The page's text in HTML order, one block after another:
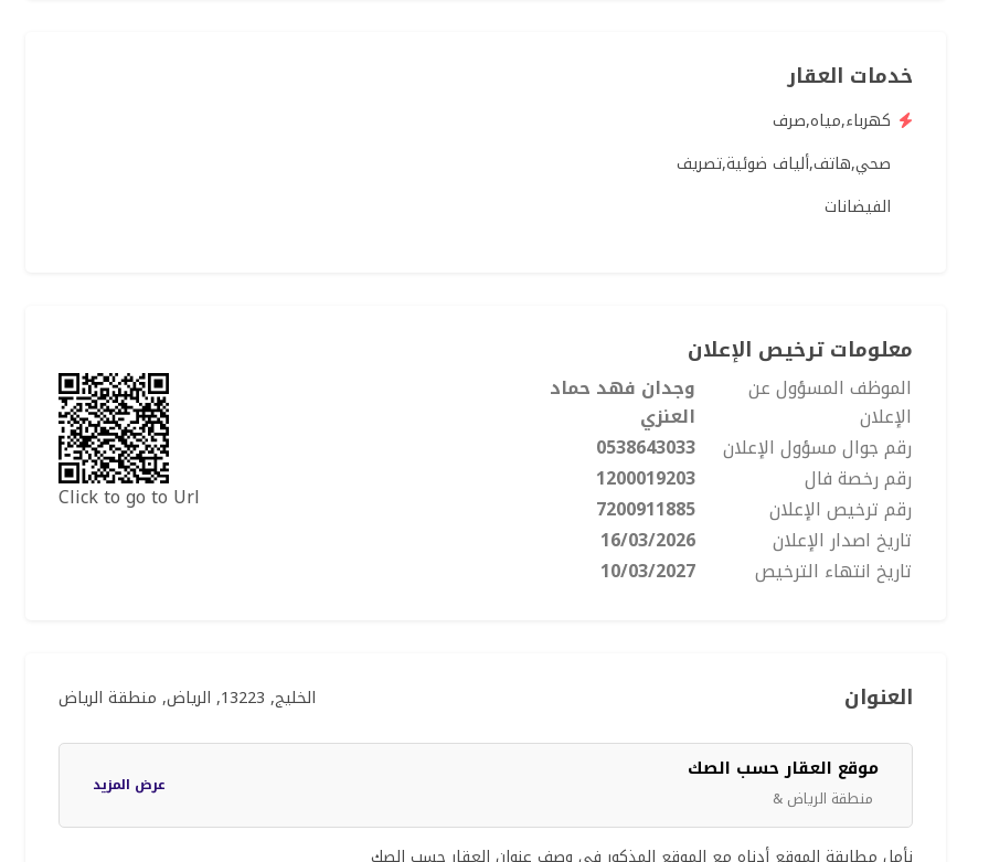
خدمات العقار
كهرباء,مياه,صرف
صحي,هاتف,ألياف ضوئية,تصريف
الفيضانات
معلومات ترخيص الإعلان
الموظف المسؤول عن
الإعلان
وجدان فهد حماد
العنزي
رقم جوال مسؤول الإعلان
0538643033
رقم رخصة فال
1200019203
رقم ترخيص الإعلان
7200911885
تاريخ اصدار الإعلان
16/03/2026
تاريخ انتهاء الترخيص
10/03/2027
Click to go to Url
العنوان الخليج, 13223, الرياض, منطقة الرياض
موقع العقار حسب الصك
منطقة الرياض & عرض المزيد